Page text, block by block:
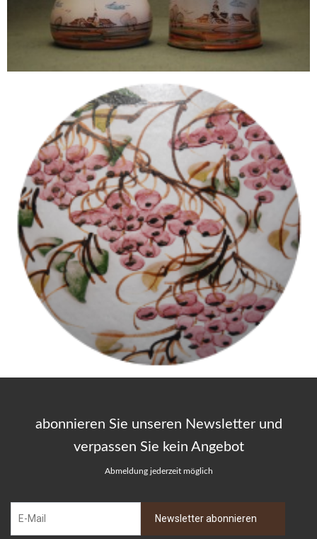
abonnieren Sie unseren Newsletter und
verpassen Sie kein Angebot
Abmeldung jederzeit möglich